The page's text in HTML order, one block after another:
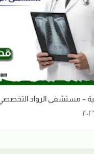
– مستشفى الرواد